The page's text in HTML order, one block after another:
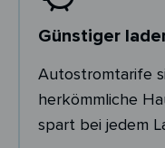
Günstiger
Autostromtarife
herkömmliche
spart bei jedem